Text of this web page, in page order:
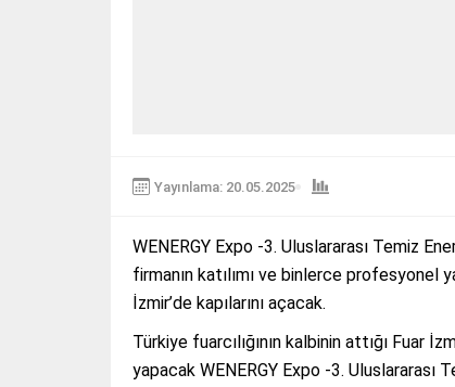
Yayınlama: 20.05.2025
WENERGY Expo -3. Uluslararası Temiz
firmanın katılımı ve binlerce profesyonel
İzmir’de kapılarını açacak.
Türkiye fuarcılığının kalbinin attığı Fuar
yapacak WENERGY Expo -3. Uluslararası